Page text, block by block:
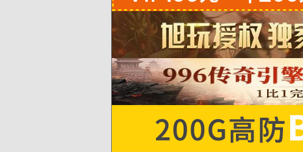
九到零私服资源下载站